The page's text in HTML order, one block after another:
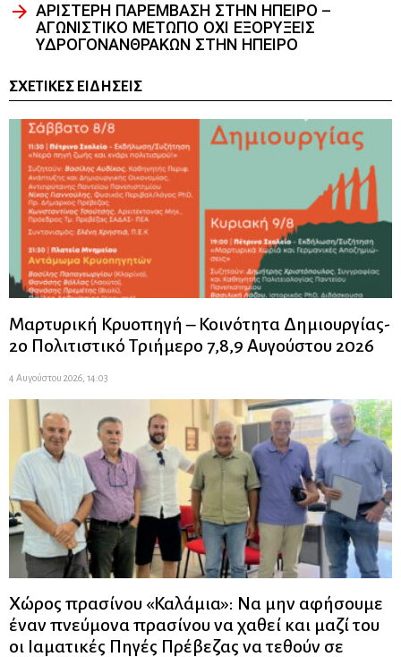
ΑΡΙΣΤΕΡΗ ΠΑΡΕΜΒΑΣΗ ΣΤΗΝ ΗΠΕΙΡΟ –
ΑΓΩΝΙΣΤΙΚΟ ΜΕΤΩΠΟ ΟΧΙ ΕΞΟΡΥΞΕΙΣ
ΥΔΡΟΓΟΝΑΝΘΡΑΚΩΝ ΣΤΗΝ ΗΠΕΙΡΟ
ΣΧΕΤΙΚΈΣ ΕΙΔΉΣΕΙΣ
Μαρτυρική Κρυοπηγή – Κοινότητα Δημιουργίας-
2ο Πολιτιστικό Τριήμερο 7,8,9 Αυγούστου 2026
4 Αυγούστου 2026, 14:03
Χώρος πρασίνου «Καλάμια»: Να μην αφήσουμε
έναν πνεύμονα πρασίνου να χαθεί και μαζί του
οι Ιαματικές Πηγές Πρέβεζας να τεθούν σε